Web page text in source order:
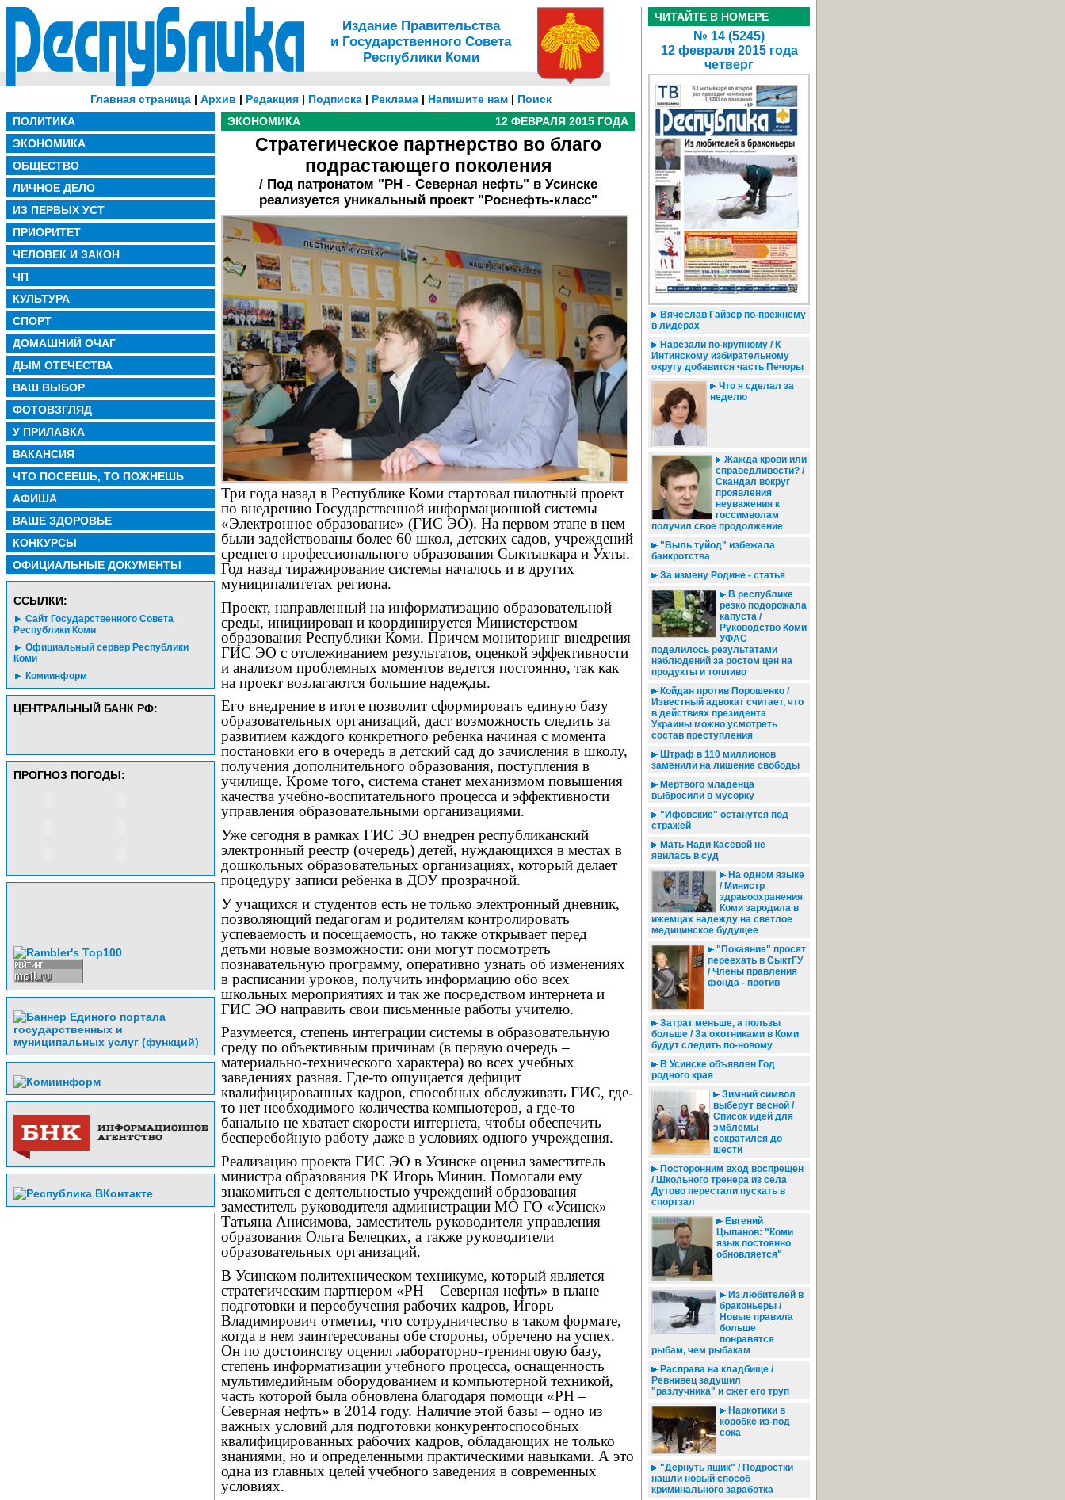
Издание Правительства
и Государственного Совета
Республики Коми
Главная страница| Архив | Редакция| Подписка| Реклама| Напишите нам| Поиск
ПОЛИТИКА
ЭКОНОМИКА
ОБЩЕСТВО
ЛИЧНОЕ ДЕЛО
ИЗ ПЕРВЫХ УСТ
ПРИОРИТЕТ
ЧЕЛОВЕК И ЗАКОН
ЧП
КУЛЬТУРА
СПОРТ
ДОМАШНИЙ ОЧАГ
ДЫМ ОТЕЧЕСТВА
ВАШ ВЫБОР
ФОТОВЗГЛЯД
У ПРИЛАВКА
ВАКАНСИЯ
ЧТО ПОСЕЕШЬ, ТО ПОЖНЕШЬ
АФИША
ВАШЕ ЗДОРОВЬЕ
КОНКУРСЫ
ОФИЦИАЛЬНЫЕ ДОКУМЕНТЫ
CСЫЛКИ:
Сайт Государственного Совета
Республики Коми
Официальный сервер Республики
Коми
Комиинформ
ЦЕНТРАЛЬНЫЙ БАНК РФ:
ПРОГНОЗ ПОГОДЫ:
ЭКОНОМИКА 12 ФЕВРАЛЯ 2015 ГОДА
Стратегическое партнерство во благо
подрастающего поколения
/ Под патронатом "РН - Северная нефть" в Усинске
реализуется уникальный проект "Роснефть-класс"
Три года назад в Республике Коми стартовал пилотный проект
по внедрению Государственной информационной системы
«Электронное образование» (ГИС ЭО). На первом этапе в нем
были задействованы более 60 школ, детских садов, учреждений
среднего профессионального образования Сыктывкара и Ухты.
Год назад тиражирование системы началось и в других
муниципалитетах региона.
Проект, направленный на информатизацию образовательной
среды, инициирован и координируется Министерством
образования Республики Коми. Причем мониторинг внедрения
ГИС ЭО с отслеживанием результатов, оценкой эффективности
и анализом проблемных моментов ведется постоянно, так как
на проект возлагаются большие надежды.
Его внедрение в итоге позволит сформировать единую базу
образовательных организаций, даст возможность следить за
развитием каждого конкретного ребенка начиная с момента
постановки его в очередь в детский сад до зачисления в школу,
получения дополнительного образования, поступления в
училище. Кроме того, система станет механизмом повышения
качества учебно-воспитательного процесса и эффективности
управления образовательными организациями.
Уже сегодня в рамках ГИС ЭО внедрен республиканский
электронный реестр (очередь) детей, нуждающихся в местах в
дошкольных образовательных организациях, который делает
процедуру записи ребенка в ДОУ прозрачной.
У учащихся и студентов есть не только электронный дневник,
позволяющий педагогам и родителям контролировать
успеваемость и посещаемость, но также открывает перед
детьми новые возможности: они могут посмотреть
познавательную программу, оперативно узнать об изменениях
в расписании уроков, получить информацию обо всех
школьных мероприятиях и так же посредством интернета и
ГИС ЭО направить свои письменные работы учителю.
Разумеется, степень интеграции системы в образовательную
среду по объективным причинам (в первую очередь –
материально-технического характера) во всех учебных
заведениях разная. Где-то ощущается дефицит
квалифицированных кадров, способных обслуживать ГИС, где-
то нет необходимого количества компьютеров, а где-то
банально не хватает скорости интернета, чтобы обеспечить
бесперебойную работу даже в условиях одного учреждения.
Реализацию проекта ГИС ЭО в Усинске оценил заместитель
министра образования РК Игорь Минин. Помогали ему
знакомиться с деятельностью учреждений образования
заместитель руководителя администрации МО ГО «Усинск»
Татьяна Анисимова, заместитель руководителя управления
образования Ольга Белецких, а также руководители
образовательных организаций.
В Усинском политехническом техникуме, который является
стратегическим партнером «РН – Северная нефть» в плане
подготовки и переобучения рабочих кадров, Игорь
Владимирович отметил, что сотрудничество в таком формате,
когда в нем заинтересованы обе стороны, обречено на успех.
Он по достоинству оценил лабораторно-тренинговую базу,
степень информатизации учебного процесса, оснащенность
мультимедийным оборудованием и компьютерной техникой,
часть которой была обновлена благодаря помощи «РН –
Северная нефть» в 2014 году. Наличие этой базы – одно из
важных условий для подготовки конкурентоспособных
квалифицированных рабочих кадров, обладающих не только
знаниями, но и определенными практическими навыками. А это
одна из главных целей учебного заведения в современных
условиях.
ЧИТАЙТЕ В НОМЕРЕ
№ 14 (5245)
12 февраля 2015 года
четверг
Вячеслав Гайзер по-прежнему
в лидерах
Нарезали по-крупному / К
Интинскому избирательному
округу добавится часть Печоры
Что я сделал за
неделю
Жажда крови или
справедливости? /
Скандал вокруг
проявления
неуважения к
госсимволам
получил свое продолжение
"Выль туйод" избежала
банкротства
За измену Родине - статья
В республике
резко подорожала
капуста /
Руководство Коми
УФАС
поделилось результатами
наблюдений за ростом цен на
продукты и топливо
Койдан против Порошенко /
Известный адвокат считает, что
в действиях президента
Украины можно усмотреть
состав преступления
Штраф в 110 миллионов
заменили на лишение свободы
Мертвого младенца
выбросили в мусорку
"Ифовские" останутся под
стражей
Мать Нади Касевой не
явилась в суд
На одном языке
/ Министр
здравоохранения
Коми зародила в
ижемцах надежду на светлое
медицинское будущее
"Покаяние" просят
переехать в СыктГУ
/ Члены правления
фонда - против
Затрат меньше, а пользы
больше / За охотниками в Коми
будут следить по-новому
В Усинске объявлен Год
родного края
Зимний символ
выберут весной /
Список идей для
эмблемы
сократился до
шести
Посторонним вход воспрещен
/ Школьного тренера из села
Дутово перестали пускать в
спортзал
Евгений
Цыпанов: "Коми
язык постоянно
обновляется"
Из любителей в
браконьеры /
Новые правила
больше
понравятся
рыбам, чем рыбакам
Расправа на кладбище /
Ревнивец задушил
"разлучника" и сжег его труп
Наркотики в
коробке из-под
сока
"Дернуть ящик" / Подростки
нашли новый способ
криминального заработка